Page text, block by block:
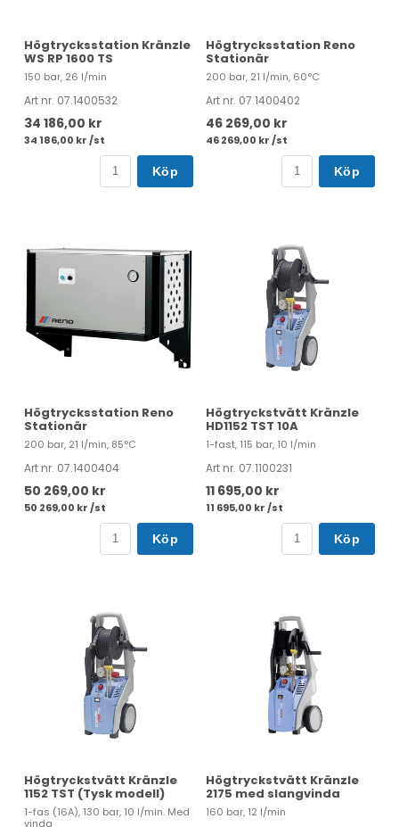
Högtrycksstation Kränzle
WS RP 1600 TS
150 bar, 26 l/min
Art nr. 07.1400532
34 186,00 kr
34 186,00 kr /st
Köp
Högtrycksstation Reno
Stationär
200 bar, 21 l/min, 60°C
Art nr. 07.1400402
46 269,00 kr
46 269,00 kr /st
Köp
Högtrycksstation Reno
Stationär
200 bar, 21 l/min, 85°C
Art nr. 07.1400404
50 269,00 kr
50 269,00 kr /st
Köp
Högtryckstvätt Kränzle
HD1152 TST 10A
1-fast, 115 bar, 10 l/min
Art nr. 07.1100231
11 695,00 kr
11 695,00 kr /st
Köp
Högtryckstvätt Kränzle
1152 TST (Tysk modell)
1-fas (16A), 130 bar, 10 l/min. Med
vinda
Högtryckstvätt Kränzle
2175 med slangvinda
160 bar, 12 l/min